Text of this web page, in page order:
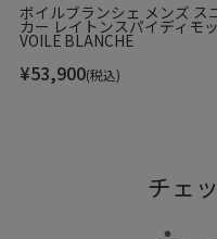
ボイルブランシェ メンズ ス
カー レイトンスパイディモ
VOILE BLANCHE
¥53,900(税込)
チェ